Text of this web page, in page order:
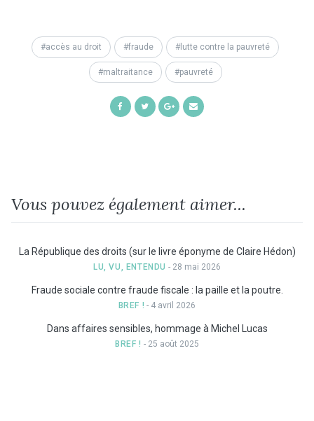
accès au droit fraude lutte contre la pauvreté
maltraitance pauvreté
ShareShareShare
Vous pouvez également aimer...
La République des droits (sur le livre éponyme de Claire Hédon)
LU, VU, ENTENDU - 28 mai 2026
Fraude sociale contre fraude fiscale : la paille et la poutre.
BREF ! - 4 avril 2026
Dans affaires sensibles, hommage à Michel Lucas
BREF ! - 25 août 2025